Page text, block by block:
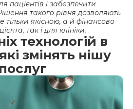
пацієнтів і забезпечити
такого рівня дозволяють
якісною, а й фінансово
так і для клініки.
технологій в
змінять нішу